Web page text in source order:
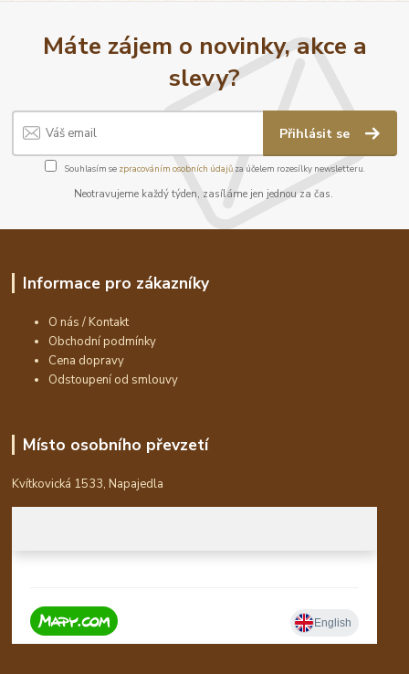
Máte zájem o novinky, akce a
slevy?
Přihlásit se
Souhlasím se zpracováním osobních údajůza účelem rozesílky newsletteru.
Neotravujeme každý týden, zasíláme jen jednou za čas.
Informace pro zákazníky
O nás / Kontakt
Obchodní podmínky
Cena dopravy
Odstoupení od smlouvy
Místo osobního převzetí
Kvítkovická 1533, Napajedla